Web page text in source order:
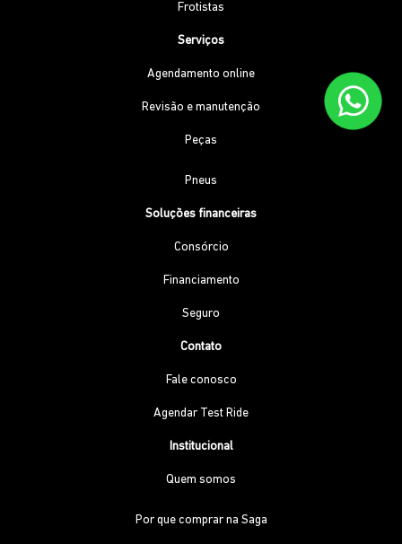
Frotistas
Serviços
Agendamento online
Revisão e manutenção
Peças
Pneus
Soluções financeiras
Consórcio
Financiamento
Seguro
Contato
Fale conosco
Agendar Test Ride
Institucional
Quem somos
Por que comprar na Saga